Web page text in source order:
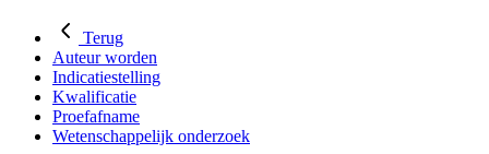
Terug
Auteur worden
Indicatiestelling
Kwalificatie
Proefafname
Wetenschappelijk onderzoek